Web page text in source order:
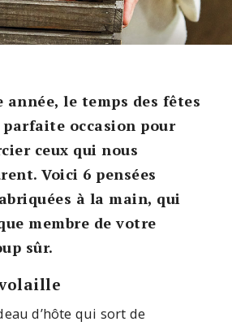
année, le temps des fêtes
occasion pour
ceux qui nous
Voici 6 pensées
à la main, qui
membre de votre
sûr.
d’hôte qui sort de